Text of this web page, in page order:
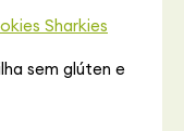
Sharkies
sem glúten e